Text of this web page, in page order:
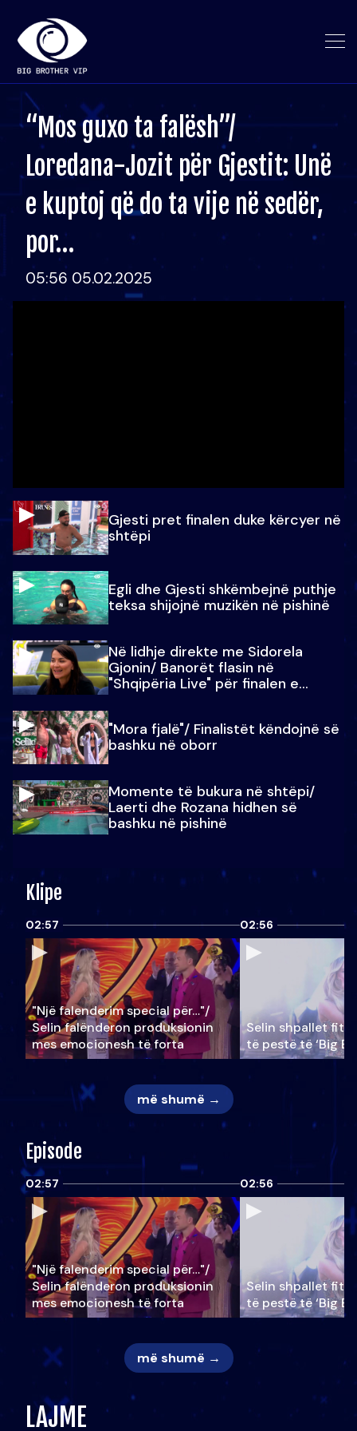
“Mos guxo ta falësh”/
Loredana-Jozit për Gjestit: Unë
e kuptoj që do ta vije në sedër,
por…
05:56 05.02.2025
Gjesti pret finalen duke kërcyer në
shtëpi
Egli dhe Gjesti shkëmbejnë puthje
teksa shijojnë muzikën në pishinë
Në lidhje direkte me Sidorela
Gjonin/ Banorët flasin në
"Shqipëria Live" për finalen e
"Mora fjalë"/ Finalistët këndojnë së
bashku në oborr
Momente të bukura në shtëpi/
Laerti dhe Rozana hidhen së
bashku në pishinë
Klipe
02:57
"Një falenderim special për…"/
Selin falënderon produksionin
mes emocionesh të forta
02:56
Selin shpallet
të pestë të ‘Big
më shumë →
Episode
02:57
"Një falenderim special për…"/
Selin falënderon produksionin
mes emocionesh të forta
02:56
Selin shpallet
të pestë të ‘Big
më shumë →
LAJME